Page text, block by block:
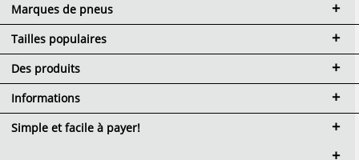
Marques de pneus
Tailles populaires
Des produits
Informations
Simple et facile à payer!